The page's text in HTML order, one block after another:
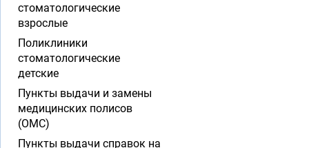
стоматологические
взрослые
Поликлиники
стоматологические
детские
Пункты выдачи и замены
медицинских полисов
(ОМС)
Пункты выдачи справок на